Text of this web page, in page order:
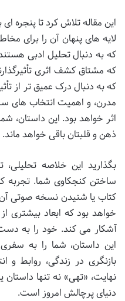
این مقاله تلاش کرد تا پنجره
لایه های پنهان آن را برای
که به دنبال تحلیل ادبی
که مشتاق کشف اثری
که به دنبال درک عمیق تر از
مدرن، و اهمیت انتخاب های
اثر خواهد بود. این داستان،
ذهن و قلبتان باقی خواهد ماند.
بگذارید این خلاصه
ساختن کنجکاوی شما. تجربه
کتاب یا شنیدن نسخه صوتی
خواهد بود که ابعاد بیشتری از
آشکار می کند. خود را به
این داستان، شما را به
بازنگری در زندگی، روابط و
نهایت، «تهی» نه تنها
دنیای پرچالش امروز است.